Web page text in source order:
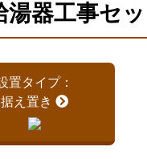
器工事セッ
置タイプ：
据え置き